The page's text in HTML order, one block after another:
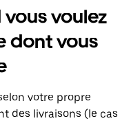
voulez
dont vous
votre propre
des livraisons (le cas